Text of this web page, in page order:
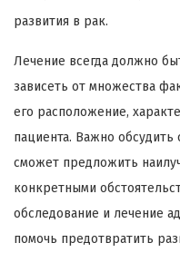
развития в рак.
Лечение всегда должно
зависеть от множества
его расположение,
пациента. Важно
сможет предложить
конкретными
обследование и лечение
помочь предотвратить